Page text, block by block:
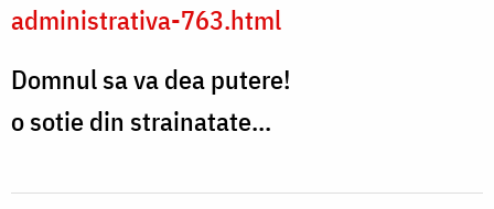
administrativa-763.html
Domnul sa va dea putere!
o sotie din strainatate...